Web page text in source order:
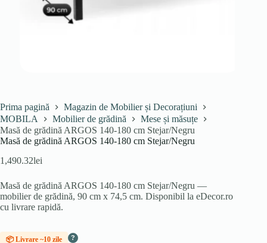
Prima pagină
Magazin de Mobilier și Decorațiuni
MOBILA
Mobilier de grădină
Mese și măsuțe
Masă de grădină ARGOS 140-180 cm Stejar/Negru
Masă de grădină ARGOS 140-180 cm Stejar/Negru
1,490.32lei
Masă de grădină ARGOS 140-180 cm Stejar/Negru —
mobilier de grădină, 90 cm x 74,5 cm. Disponibil la eDecor.ro
cu livrare rapidă.
📦 Livrare ~10 zile ?